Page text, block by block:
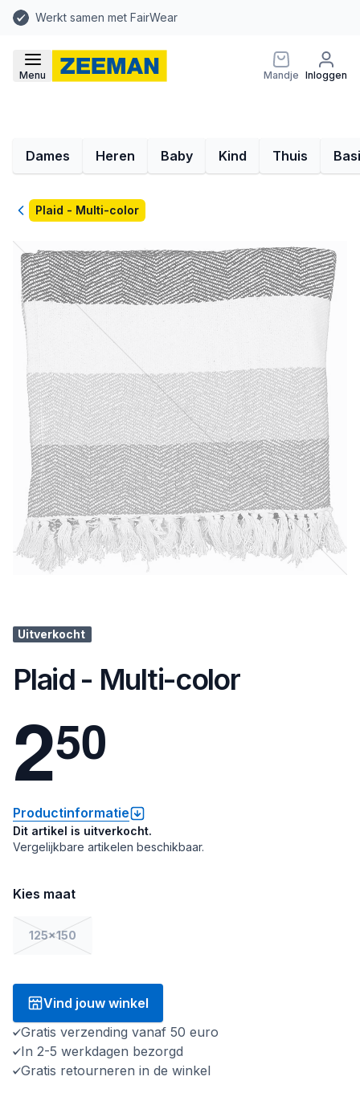
Werkt samen met FairWear
Menu Mandje Inloggen
Dames Heren Baby Kind Thuis
TerugPlaid - Multi-color
Uitverkocht
Plaid - Multi-color
250
Productinformatie
Dit artikel is uitverkocht.
Vergelijkbare artikelen beschikbaar.
Kies maat
125x150
Vind jouw winkel
Gratis verzending vanaf 50 euro
In 2-5 werkdagen bezorgd
Gratis retourneren in de winkel